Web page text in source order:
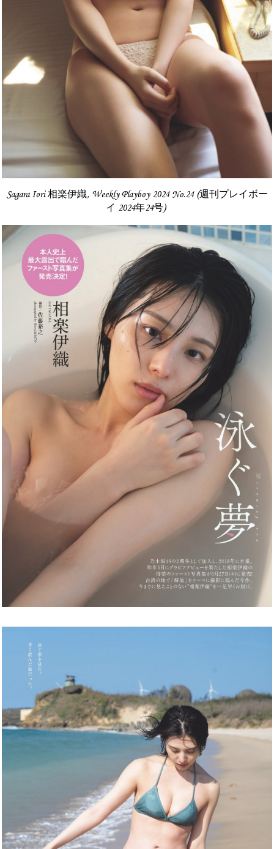
Sagara Iori 相楽伊織, Weekly Playboy 2024 No.24 (週刊プレイボー
イ 2024年24号)